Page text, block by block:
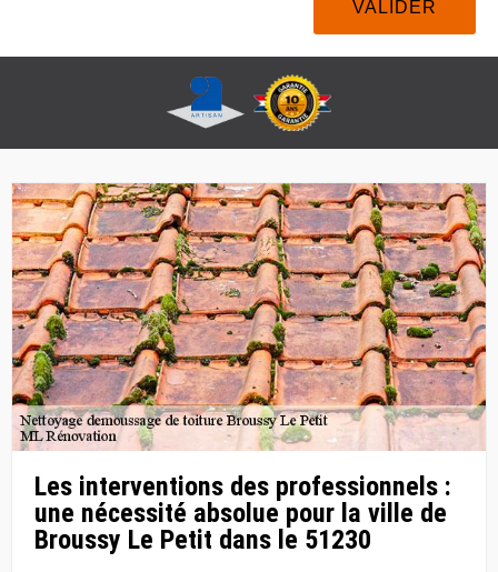
Les interventions des professionnels :
une nécessité absolue pour la ville de
Broussy Le Petit dans le 51230